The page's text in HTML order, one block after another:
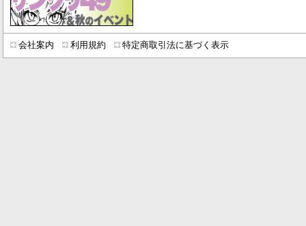
会社案内 利用規約 特定商取引法に基づく表示